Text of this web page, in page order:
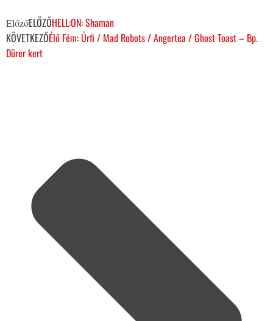
ElőzőELŐZŐHELL:ON: Shaman
KÖVETKEZŐÉlő Fém: Úrfi / Mad Robots / Angertea / Ghost Toast – Bp.
Dürer kert